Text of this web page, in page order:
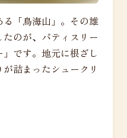
「鳥海山」。その雄
のが、パティスリー
です。地元に根ざし
詰まったシュークリ